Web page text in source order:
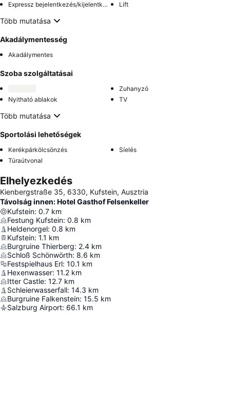
Expressz bejelentkezés/kijelentkezés
Lift
Több mutatása
Akadálymentesség
Akadálymentes
Szoba szolgáltatásai
Zuhanyzó
Nyitható ablakok
TV
Több mutatása
Sportolási lehetőségek
Kerékpárkölcsönzés
Síelés
Túraútvonal
Elhelyezkedés
Kienbergstraße 35, 6330, Kufstein, Ausztria
Távolság innen: Hotel Gasthof Felsenkeller
Kufstein: 0.7 km
Festung Kufstein: 0.8 km
Heldenorgel: 0.8 km
Kufstein: 1.1 km
Burgruine Thierberg: 2.4 km
Schloß Schönwörth: 8.6 km
Festspielhaus Erl: 10.1 km
Hexenwasser: 11.2 km
Itter Castle: 12.7 km
Schleierwasserfall: 14.3 km
Burgruine Falkenstein: 15.5 km
Salzburg Airport: 66.1 km